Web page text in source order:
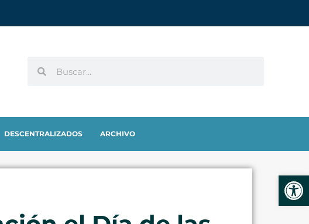
DESCENTRALIZADOS ARCHIVO